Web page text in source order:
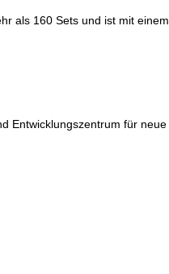
als 160 Sets und ist mit einem
Entwicklungszentrum für neue